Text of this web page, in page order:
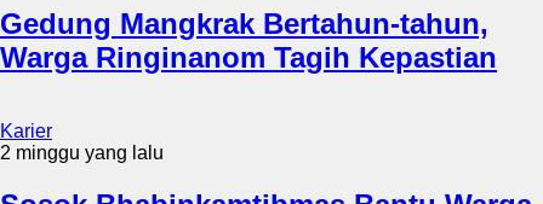
Gedung Mangkrak Bertahun-tahun,
Warga Ringinanom Tagih Kepastian
Karier
2 minggu yang lalu